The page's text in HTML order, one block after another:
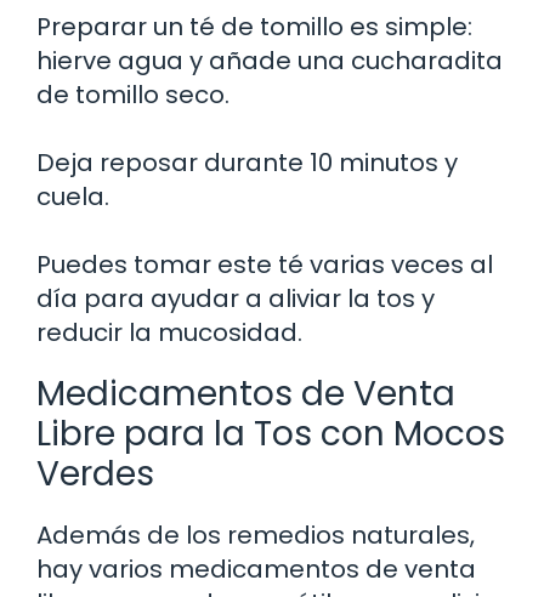
Preparar un té de tomillo es simple:
hierve agua y añade una cucharadita
de tomillo seco.
Deja reposar durante 10 minutos y
cuela.
Puedes tomar este té varias veces al
día para ayudar a aliviar la tos y
reducir la mucosidad.
Medicamentos de Venta
Libre para la Tos con Mocos
Verdes
Además de los remedios naturales,
hay varios medicamentos de venta